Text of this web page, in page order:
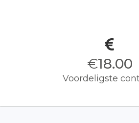
€18.00
Voordeligste